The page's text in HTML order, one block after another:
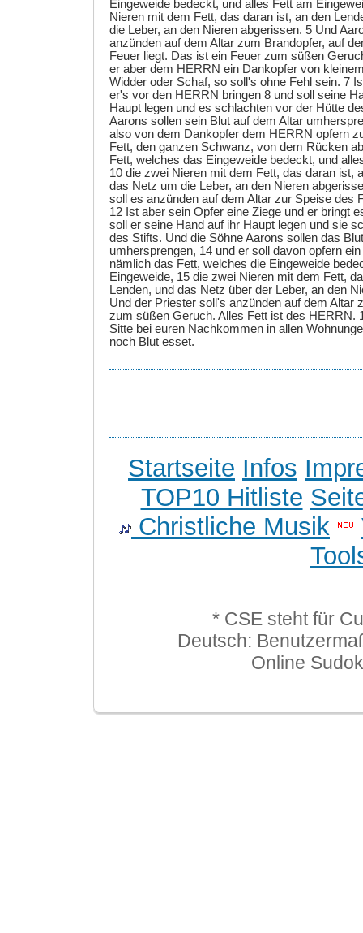
Eingeweide bedeckt, und alles Fett am
Nieren mit dem Fett, das daran ist, an den
die Leber, an den Nieren abgerissen. 5 Und
anzünden auf dem Altar zum Brandopfer, auf
Feuer liegt. Das ist ein Feuer zum süßen
er aber dem HERRN ein Dankopfer von
Widder oder Schaf, so soll's ohne Fehl sein. 7
er's vor den HERRN bringen 8 und soll seine
Haupt legen und es schlachten vor der Hütte
Aarons sollen sein Blut auf dem Altar
also von dem Dankopfer dem HERRN opfern
Fett, den ganzen Schwanz, von dem Rücken
Fett, welches das Eingeweide bedeckt, und
10 die zwei Nieren mit dem Fett, das daran ist,
das Netz um die Leber, an den Nieren
soll es anzünden auf dem Altar zur Speise des
12 Ist aber sein Opfer eine Ziege und er bringt
soll er seine Hand auf ihr Haupt legen und sie
des Stifts. Und die Söhne Aarons sollen das
umhersprengen, 14 und er soll davon opfern
nämlich das Fett, welches die Eingeweide
Eingeweide, 15 die zwei Nieren mit dem Fett,
Lenden, und das Netz über der Leber, an den
Und der Priester soll's anzünden auf dem Altar
zum süßen Geruch. Alles Fett ist des HERRN.
Sitte bei euren Nachkommen in allen
noch Blut esset.
Startseite Infos
TOP10 Hitliste
Christliche Musik
* CSE steht für
Deutsch:
Online